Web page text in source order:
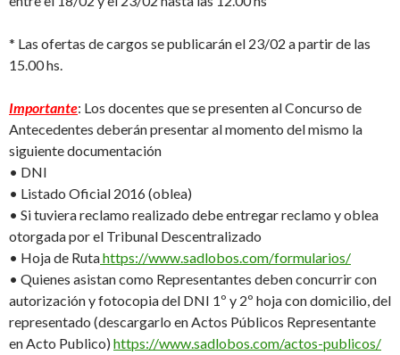
* Las ofertas de cargos se publicarán el 23/02 a partir de las
15.00 hs.
Importante: Los docentes que se presenten al Concurso de
Antecedentes deberán presentar al momento del mismo la
siguiente documentación
• DNI
• Listado Oficial 2016 (oblea)
• Si tuviera reclamo realizado debe entregar reclamo y oblea
otorgada por el Tribunal Descentralizado
• Hoja de Rutahttps://www.sadlobos.com/formularios/
• Quienes asistan como Representantes deben concurrir con
autorización y fotocopia del DNI 1º y 2º hoja con domicilio, del
representado (descargarlo en Actos Públicos Representante
en Acto Publico) https://www.sadlobos.com/actos-publicos/